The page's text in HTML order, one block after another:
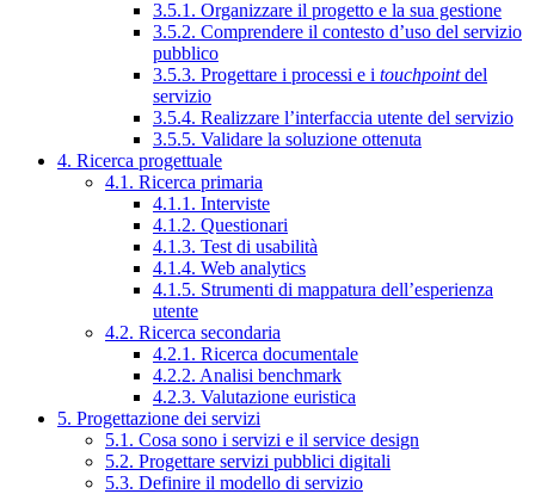
3.5.1. Organizzare il progetto e la sua gestione
3.5.2. Comprendere il contesto d’uso del servizio
pubblico
3.5.3. Progettare i processi e i touchpointdel
servizio
3.5.4. Realizzare l’interfaccia utente del servizio
3.5.5. Validare la soluzione ottenuta
4. Ricerca progettuale
4.1. Ricerca primaria
4.1.1. Interviste
4.1.2. Questionari
4.1.3. Test di usabilità
4.1.4. Web analytics
4.1.5. Strumenti di mappatura dell’esperienza
utente
4.2. Ricerca secondaria
4.2.1. Ricerca documentale
4.2.2. Analisi benchmark
4.2.3. Valutazione euristica
5. Progettazione dei servizi
5.1. Cosa sono i servizi e il service design
5.2. Progettare servizi pubblici digitali
5.3. Definire il modello di servizio